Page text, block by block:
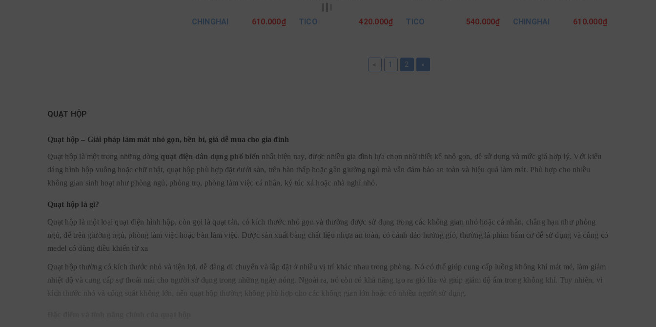
CHINGHAI 610.000₫ TICO 420.000₫ TICO 540.000₫ CHINGHAI 610.000₫
« 1 2 »
QUẠT HỘP
Quạt hộp – Giải pháp làm mát nhỏ gọn, bền bỉ, giá dễ mua cho gia đình
Quạt hộp là một trong những dòng quạt điện dân dụng phổ biến nhất hiện nay, được nhiều gia đình lựa chọn nhờ thiết kế nhỏ gọn, dễ sử dụng và mức giá hợp lý. Với kiểu
dáng hình hộp vuông hoặc chữ nhật, quạt hộp phù hợp đặt dưới sàn, trên bàn thấp hoặc gần giường ngủ mà vẫn đảm bảo an toàn và hiệu quả làm mát. Phù hợp cho nhiều
không gian sinh hoạt như phòng ngủ, phòng trọ, phòng làm việc cá nhân, ký túc xá hoặc nhà nghỉ nhỏ.
Quạt hộp là gì?
Quạt hộp là một loại quạt điện hình hộp, còn gọi là quạt tản, có kích thước nhỏ gọn và thường được sử dụng trong các không gian nhỏ hoặc cá nhân, chẳng hạn như phòng
ngủ, để trên giường ngủ, phòng làm việc hoặc bàn làm việc. Được sản xuất bằng chất liệu nhựa an toàn, có cánh đảo hướng gió, thường là phím bấm cơ dễ sử dụng và cũng có
medel có dùng điều khiển từ xa
Quạt hộp thường có kích thước nhỏ và tiện lợi, dễ dàng di chuyển và lắp đặt ở nhiều vị trí khác nhau trong phòng. Nó có thể giúp cung cấp luồng không khí mát mẻ, làm giảm
nhiệt độ và cung cấp sự thoải mái cho người sử dụng trong những ngày nóng. Ngoài ra, nó còn có khả năng tạo ra gió lùa và giúp giảm độ ẩm trong không khí. Tuy nhiên, vì
kích thước nhỏ và công suất không lớn, nên quạt hộp thường không phù hợp cho các không gian lớn hoặc có nhiều người sử dụng.